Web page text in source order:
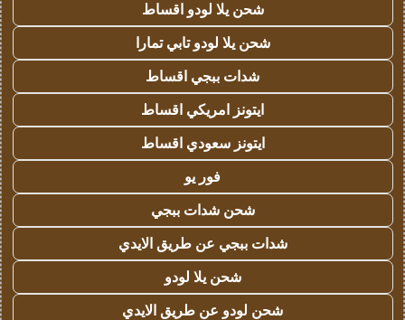
شحن يلا لودو اقساط
شحن يلا لودو تابي تمارا
شدات ببجي اقساط
ايتونز امريكي اقساط
ايتونز سعودي اقساط
فور يو
شحن شدات ببجي
شدات ببجي عن طريق الايدي
شحن يلا لودو
شحن لودو عن طريق الايدي